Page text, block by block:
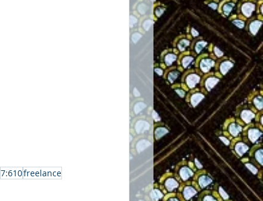
7:610freelance